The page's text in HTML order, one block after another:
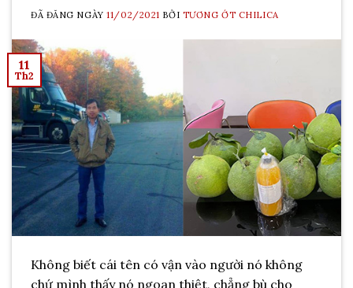
ĐÃ ĐĂNG NGÀY11/02/2021 BỞI TƯƠNG ỚT CHILICA
11
Th2
Không biết cái tên có vận vào người nó không
chứ mình thấy nó ngoan thiệt, chẳng bù cho